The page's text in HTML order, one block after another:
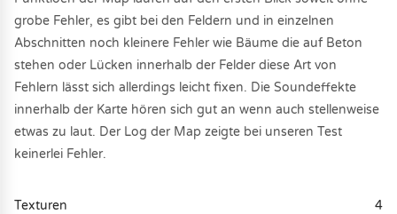
grobe Fehler, es gibt bei den Feldern und in einzelnen
Abschnitten noch kleinere Fehler wie Bäume die auf Beton
stehen oder Lücken innerhalb der Felder diese Art von
Fehlern lässt sich allerdings leicht fixen. Die Soundeffekte
innerhalb der Karte hören sich gut an wenn auch stellenweise
etwas zu laut. Der Log der Map zeigte bei unseren Test
keinerlei Fehler.
Texturen 4